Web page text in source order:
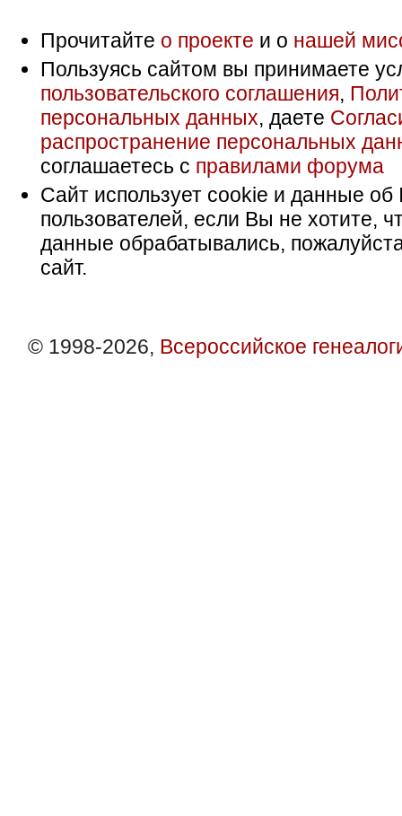
Прочитайте о проекте и о нашей
Пользуясь сайтом вы принимаете
пользовательского соглашения,
персональных данных, даете
распространение персональных
соглашаетесь с правилами форума
Сайт использует cookie и данные об
пользователей, если Вы не хотите,
данные обрабатывались,
сайт.
© 1998-2026, Всероссийское